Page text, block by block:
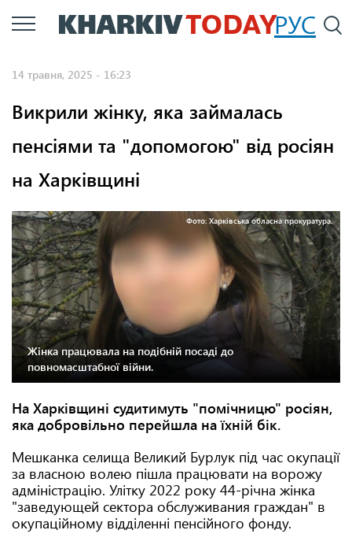
Перейти
до
РУС
14 травня, 2025 - 16:23
Викрили жінку, яка займалась
пенсіями та "допомогою" від росіян
на Харківщині
Фото: Харківська обласна прокуратура.
Жінка працювала на подібній посаді до
повномасштабної війни.
На Харківщині судитимуть "помічницю" росіян,
яка добровільно перейшла на їхній бік.
Мешканка селища Великий Бурлук під час окупації
за власною волею пішла працювати на ворожу
адміністрацію. Улітку 2022 року 44-річна жінка
"заведующей сектора обслуживания граждан" в
окупаційному відділенні пенсійного фонду.